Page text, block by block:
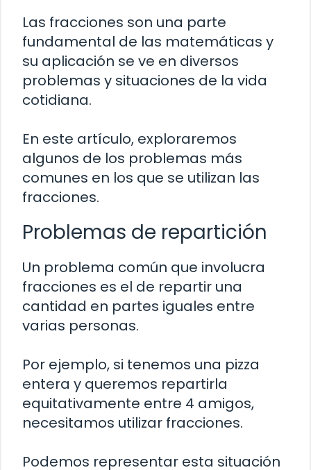
Las fracciones son una parte
fundamental de las matemáticas y
su aplicación se ve en diversos
problemas y situaciones de la vida
cotidiana.
En este artículo, exploraremos
algunos de los problemas más
comunes en los que se utilizan las
fracciones.
Problemas de repartición
Un problema común que involucra
fracciones es el de repartir una
cantidad en partes iguales entre
varias personas.
Por ejemplo, si tenemos una pizza
entera y queremos repartirla
equitativamente entre 4 amigos,
necesitamos utilizar fracciones.
Podemos representar esta situación